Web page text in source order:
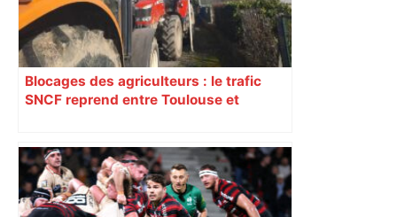
Blocages des agriculteurs : le trafic
SNCF reprend entre Toulouse et